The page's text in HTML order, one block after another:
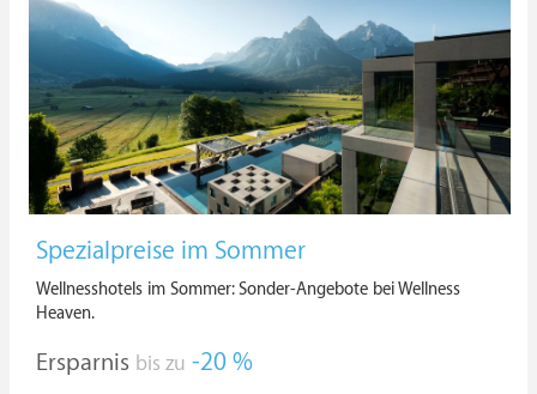
Spezialpreise im Sommer
Wellnesshotels im Sommer: Sonder-Angebote bei Wellness
Heaven.
Ersparnis bis zu -20 %